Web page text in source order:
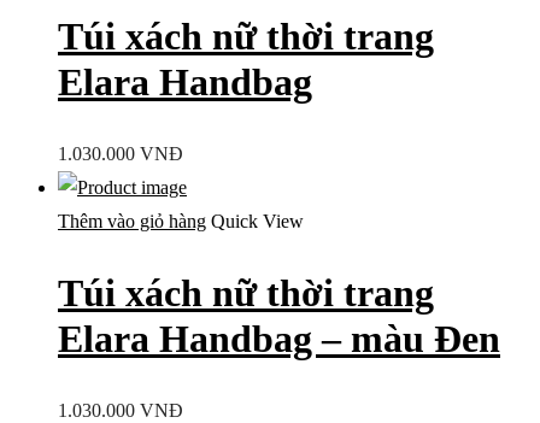
Túi xách nữ thời trang
Elara Handbag
1.030.000 VNĐ
Thêm vào giỏ hàng Quick View
Túi xách nữ thời trang
Elara Handbag – màu Đen
1.030.000 VNĐ